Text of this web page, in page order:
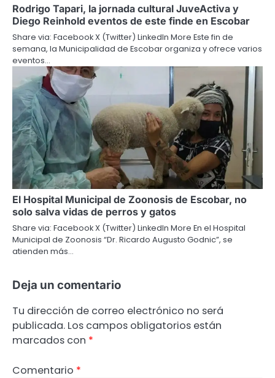
Rodrigo Tapari, la jornada cultural JuveActiva y
Diego Reinhold eventos de este finde en Escobar
Share via: Facebook X (Twitter) LinkedIn More Este fin de
semana, la Municipalidad de Escobar organiza y ofrece varios
eventos…
El Hospital Municipal de Zoonosis de Escobar, no
solo salva vidas de perros y gatos
Share via: Facebook X (Twitter) LinkedIn More En el Hospital
Municipal de Zoonosis “Dr. Ricardo Augusto Godnic”, se
atienden más…
Deja un comentario
Tu dirección de correo electrónico no será
publicada. Los campos obligatorios están
marcados con *
Comentario *